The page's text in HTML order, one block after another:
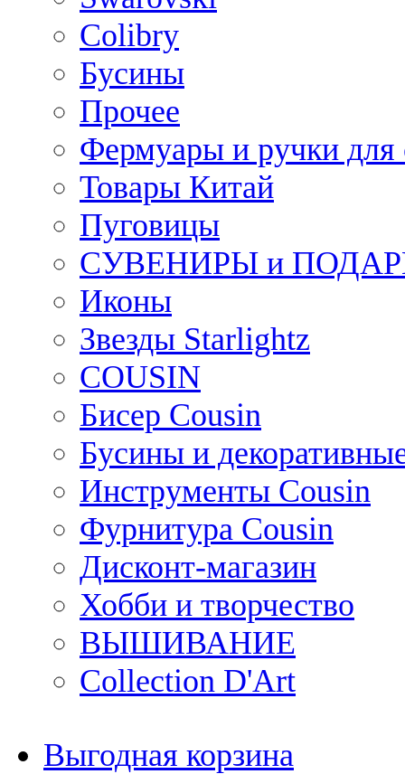
Colibry
Бусины
Прочее
Фермуары и ручки для
Товары Китай
Пуговицы
СУВЕНИРЫ и
Иконы
Звезды Starlightz
COUSIN
Бисер Cousin
Бусины и
Инструменты Cousin
Фурнитура Cousin
Дисконт-магазин
Хобби и творчество
ВЫШИВАНИЕ
Collection D'Art
Выгодная корзина